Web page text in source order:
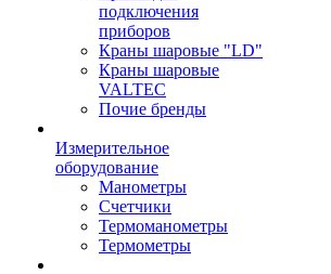
подключения
приборов
Краны шаровые "LD"
Краны шаровые
VALTEC
Почие бренды
Измерительное
оборудование
Манометры
Счетчики
Термоманометры
Термометры